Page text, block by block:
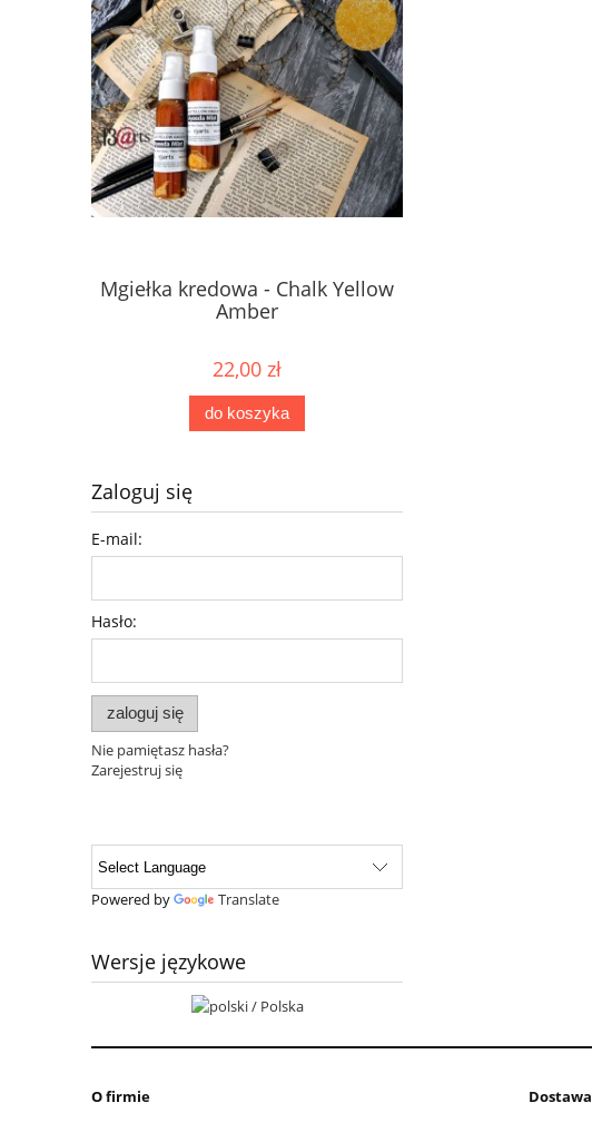
Mgiełka kredowa - Chalk Yellow
Amber
22,00 zł
do koszyka
Zaloguj się
E-mail:
Hasło:
zaloguj się
Nie pamiętasz hasła?
Zarejestruj się
Powered by Translate
Wersje językowe
O firmie Dostawa